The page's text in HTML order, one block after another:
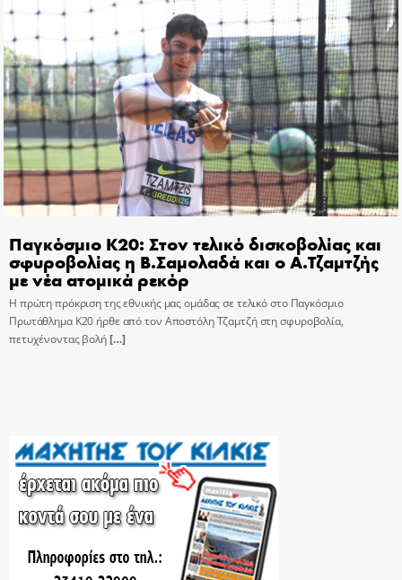
Παγκόσμιο Κ20: Στον τελικό δισκοβολίας και
σφυροβολίας η Β.Σαμολαδά και ο Α.Τζαμτζής
με νέα ατομικά ρεκόρ
Η πρώτη πρόκριση της εθνικής μας ομάδας σε τελικό στο Παγκόσμιο
Πρωτάθλημα Κ20 ήρθε από τον Αποστόλη Τζαμτζή στη σφυροβολία,
πετυχένοντας βολή[…]